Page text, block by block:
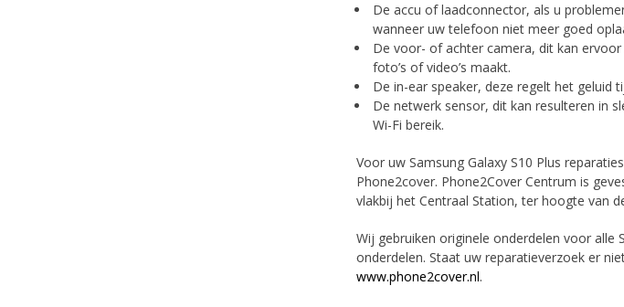
De accu of laadconnector, als u
wanneer uw telefoon niet meer goed
De voor- of achter camera, dit kan
foto’s of video’s maakt.
De in-ear speaker, deze regelt het geluid
De netwerk sensor, dit kan resulteren in
Wi-Fi bereik.
Voor uw Samsung Galaxy S10 Plus
Phone2cover. Phone2Cover Centrum is
vlakbij het Centraal Station, ter hoogte van
Wij gebruiken originele onderdelen voor alle
onderdelen. Staat uw reparatieverzoek er
www.phone2cover.nl.